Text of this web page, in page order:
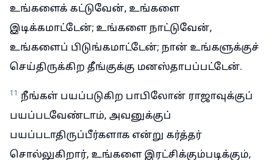
உங்களைக் கட்டுவேன், உங்களை
இடிக்கமாட்டேன்; உங்களை நாட்டுவேன்,
உங்களைப் பிடுங்கமாட்டேன்; நான் உங்களுக்குச்
செய்திருக்கிற தீங்குக்கு மனஸ்தாபப்பட்டேன்.
11 நீங்கள் பயப்படுகிற பாபிலோன் ராஜாவுக்குப்
பயப்படவேண்டாம், அவனுக்குப்
பயப்படாதிருப்பீர்களாக என்று கர்த்தர்
சொல்லுகிறார், உங்களை இரட்சிக்கும்படிக்கும்,